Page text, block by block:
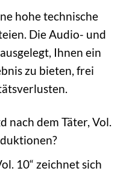
hohe technische
Die Audio- und
Ihnen ein
zu bieten, frei
nach dem Täter, Vol.
10“ zeichnet sich